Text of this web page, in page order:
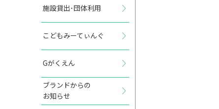
施設貸出･団体利用
こどもみーてぃんぐ
Gがくえん
ブランドからの
お知らせ
2027年11月
月 火 水 木
1
2 3 4
8 9 10 11